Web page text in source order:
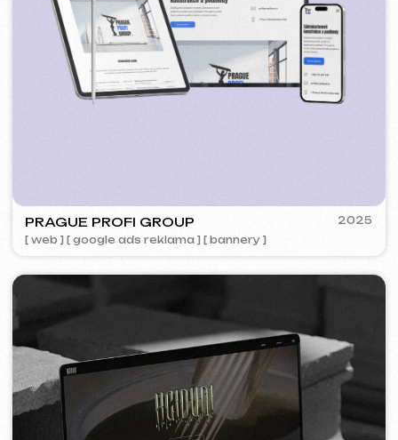
PLAN EVENT AGENCY
[ redesign webu ] [ seo ]
5YTCVETOK
[ smm management ] [ web ] [ design ] [ seo ]
2024